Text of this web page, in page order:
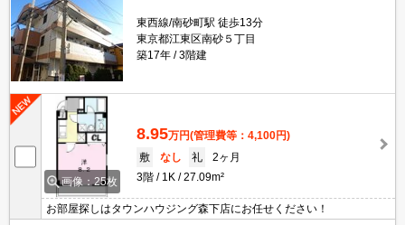
東西線/南砂町駅 徒歩13分
東京都江東区南砂５丁目
築17年
3階建
画像：25枚
8.95万円(管理費等：4,100円)
敷
なし 礼
2ヶ月
3階
1K 27.09m²
お部屋探しはタウンハウジング森下店にお任せください！